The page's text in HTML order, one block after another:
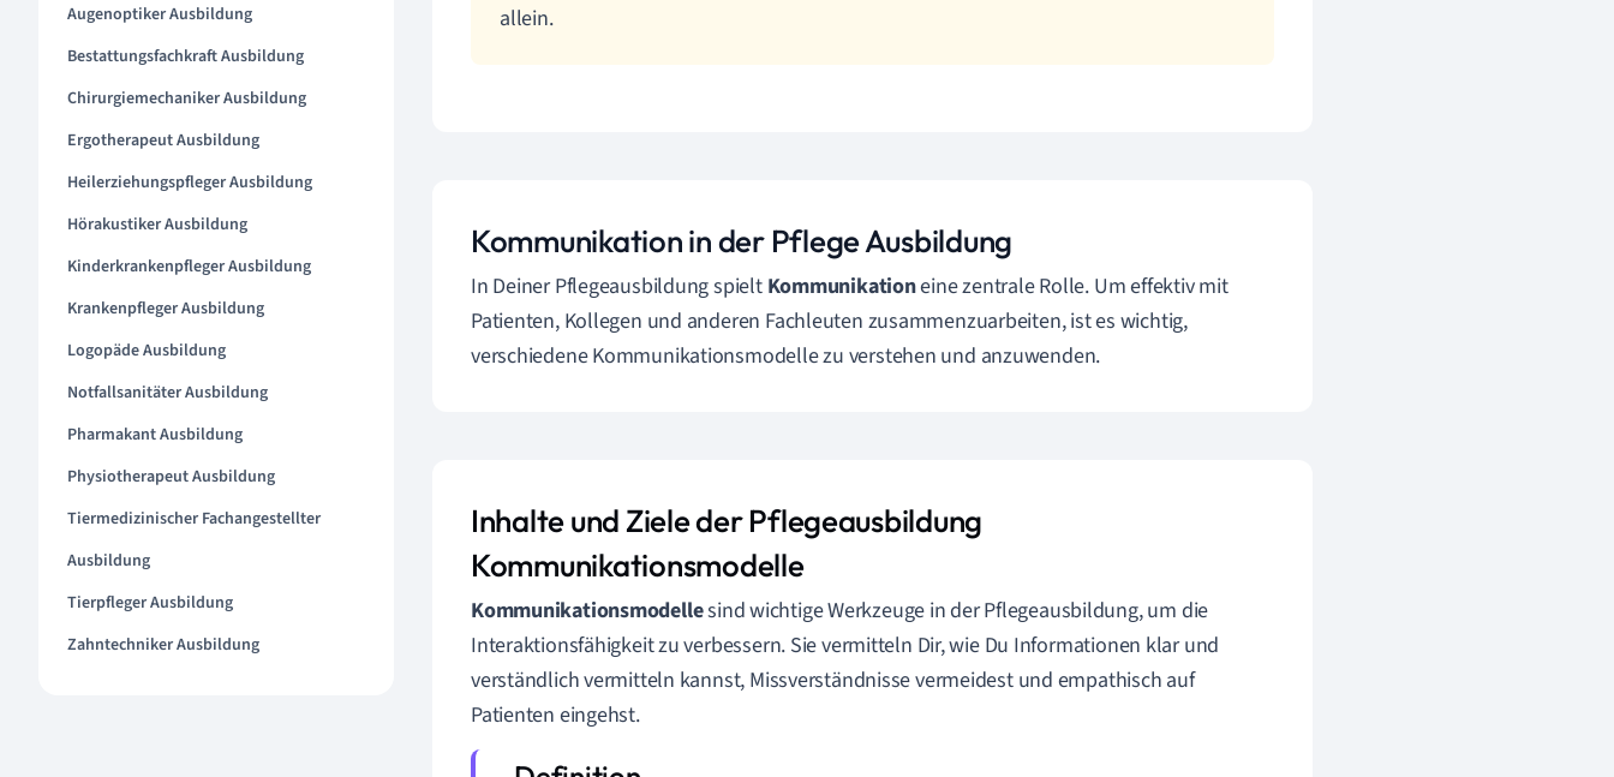
Augenoptiker Ausbildung
Bestattungsfachkraft Ausbildung
Chirurgiemechaniker Ausbildung
Ergotherapeut Ausbildung
Heilerziehungspfleger Ausbildung
Hörakustiker Ausbildung
Kinderkrankenpfleger Ausbildung
Krankenpfleger Ausbildung
Logopäde Ausbildung
Notfallsanitäter Ausbildung
Pharmakant Ausbildung
Physiotherapeut Ausbildung
Tiermedizinischer Fachangestellter
Ausbildung
Tierpfleger Ausbildung
Zahntechniker Ausbildung
allein.
Kommunikation in der Pflege Ausbildung
In Deiner Pflegeausbildung spielt Kommunikationeine zentrale Rolle. Um effektiv mit
Patienten, Kollegen und anderen Fachleuten zusammenzuarbeiten, ist es wichtig,
verschiedene Kommunikationsmodelle zu verstehen und anzuwenden.
Inhalte und Ziele der Pflegeausbildung
Kommunikationsmodelle
Kommunikationsmodellesind wichtige Werkzeuge in der Pflegeausbildung, um die
Interaktionsfähigkeit zu verbessern. Sie vermitteln Dir, wie Du Informationen klar und
verständlich vermitteln kannst, Missverständnisse vermeidest und empathisch auf
Patienten eingehst.